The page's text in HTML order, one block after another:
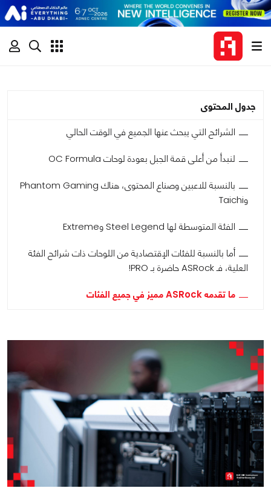
جدول المحتوى
الشرائح التي يبحث عنها الجميع في الوقت الحالي
لنبدأ من أعلى قمة الجبل بعودة لوحات OC Formula
بالنسبة للاعبين وصناع المحتوى، هناك Phantom Gaming
وTaichi
الفئة المتوسطة لها Steel Legend وExtreme
أما بالنسبة للفئات الإقتصادية من اللوحات ذات شرائح الفئة
العلية، فـ ASRock حاضرة بـ PRO!
ما تقدمه ASRock مميز في جميع الفئات